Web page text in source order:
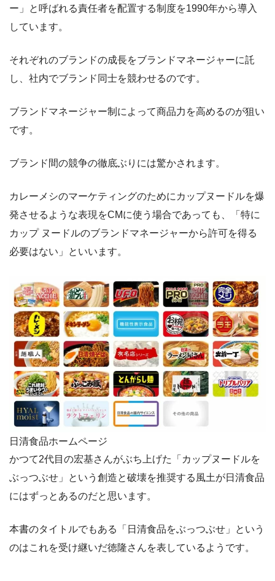
ー」と呼ばれる責任者を配置する制度を1990年から導入
しています。
それぞれのブランドの成長をブランドマネージャーに託
し、社内でブランド同士を競わせるのです。
ブランドマネージャー制によって商品力を高めるのが狙い
です。
ブランド間の競争の徹底ぶりには驚かされます。
カレーメシのマーケティングのためにカップヌードルを爆
発させるような表現をCMに使う場合であっても、「特に
カップ ヌードルのブランドマネージャーから許可を得る
必要はない」といいます。
日清食品ホームページ
かつて2代目の宏基さんがぶち上げた「カップヌードルを
ぶっつぶせ」という創造と破壊を推奨する風土が日清食品
にはずっとあるのだと思います。
本書のタイトルでもある「日清食品をぶっつぶせ」という
のはこれを受け継いだ徳隆さんを表しているようです。